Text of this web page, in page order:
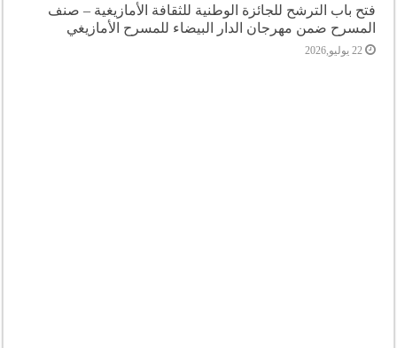
فتح باب الترشح للجائزة الوطنية للثقافة الأمازيغية – صنف
المسرح ضمن مهرجان الدار البيضاء للمسرح الأمازيغي
22 يوليو,2026